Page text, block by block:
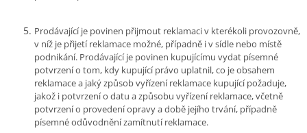
Prodávající je povinen přijmout reklamaci v kterékoli provozovně,
v níž je přijetí reklamace možné, případně i v sídle nebo místě
podnikání. Prodávající je povinen kupujícímu vydat písemné
potvrzení o tom, kdy kupující právo uplatnil, co je obsahem
reklamace a jaký způsob vyřízení reklamace kupující požaduje,
jakož i potvrzení o datu a způsobu vyřízení reklamace, včetně
potvrzení o provedení opravy a době jejího trvání, případně
písemné odůvodnění zamítnutí reklamace.